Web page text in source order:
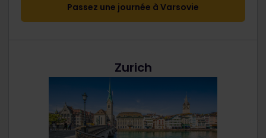
Passez une journée à Varsovie
Zurich